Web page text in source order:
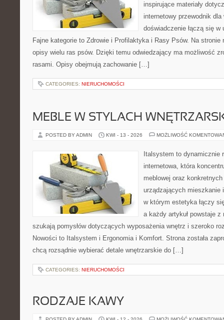
inspirujące materiały
internetowy przewodnik
doświadczenie łączą się w
Fajne kategorie to Zdrowie i Profilaktyka i Rasy Psów. Na stronie
opisy wielu ras psów. Dzięki temu odwiedzający ma możliwość
rasami. Opisy obejmują zachowanie […]
CATEGORIES: NIERUCHOMOŚCI
MEBLE W STYLACH
POSTED BY ADMIN KWI - 13 - 2026 MOŻLIWOŚĆ
Italsystem to dynamicznie
internetowa, która
meblowej oraz
urządzających mieszkanie
w którym estetyka łączy
a każdy artykuł powstaje
szukają pomysłów dotyczących wyposażenia wnętrz i szeroko
Nowości to Italsystem i Ergonomia i Komfort. Strona została
chcą rozsądnie wybierać detale wnętrzarskie do […]
CATEGORIES: NIERUCHOMOŚCI
RODZAJE KAWY